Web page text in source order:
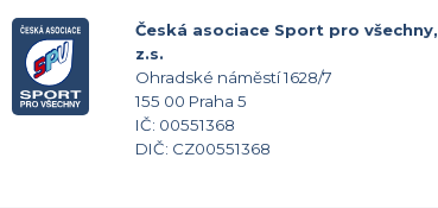
Česká asociace Sport pro všechny,
z.s.
Ohradské náměstí 1628/7
155 00 Praha 5
IČ: 00551368
DIČ: CZ00551368